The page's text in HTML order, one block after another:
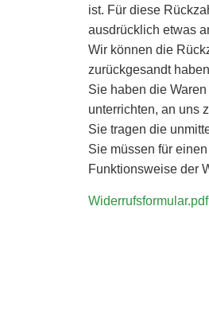
ist. Für diese
ausdrücklich etwas
Wir können die
zurückgesandt
Sie haben die
unterrichten, an uns
Sie tragen die
Sie müssen für
Funktionsweise der
Widerrufsformular.pdf